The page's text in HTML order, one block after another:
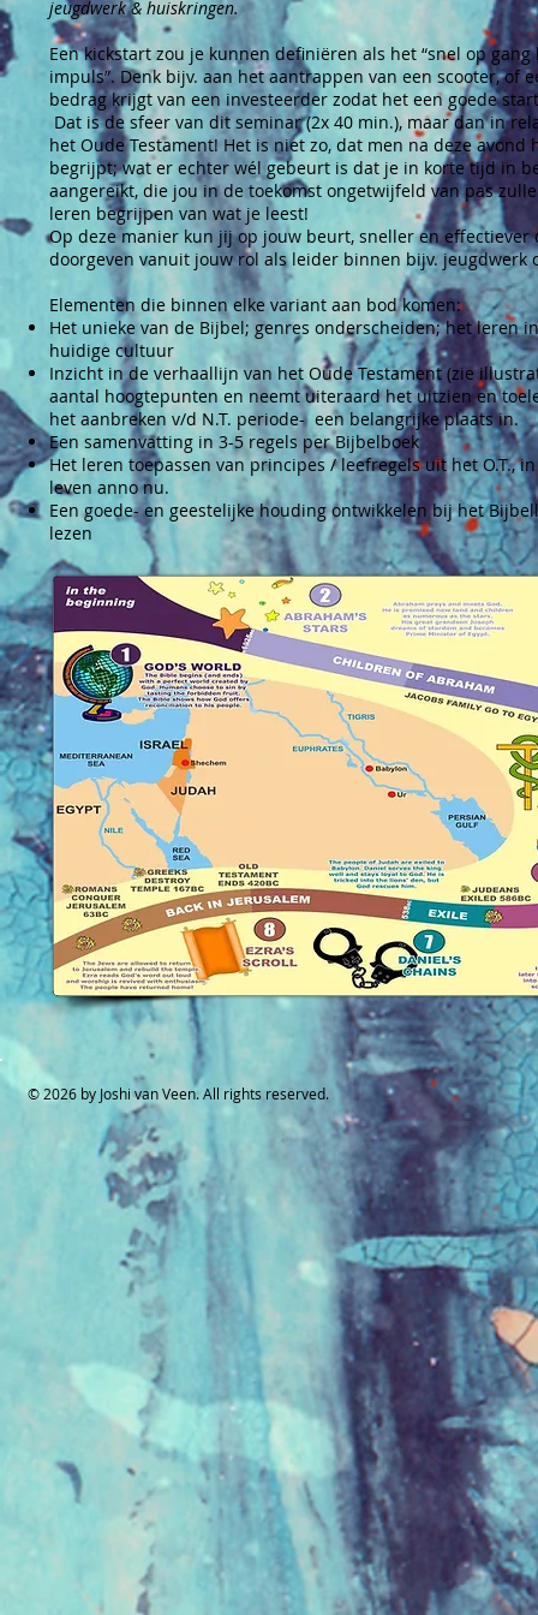
jeugdwerk & huiskringen.
Een kickstart zou je kunnen definiëren als het “snel op gang
impuls”. Denk bijv. aan het aantrappen van een scooter, of
bedrag krijgt van een investeerder zodat het een goede
Dat is de sfeer van dit seminar (2x 40 min.), maar dan in
het Oude Testament! Het is niet zo, dat men na deze avond
begrijpt; wat er echter wél gebeurt is dat je in korte tijd in
aangereikt, die jou in de toekomst ongetwijfeld van pas
leren begrijpen van wat je leest!
Op deze manier kun jij op jouw beurt, sneller en effectiever
doorgeven vanuit jouw rol als leider binnen bijv. jeugdwerk
Elementen die binnen elke variant aan bod komen:
Het unieke van de Bijbel; genres onderscheiden; het leren
huidige cultuur
Inzicht in de verhaallijn van het Oude Testament (zie
aantal hoogtepunten en neemt uiteraard het uitzien en
het aanbreken v/d N.T. periode- een belangrijke plaats in.
Een samenvatting in 3-5 regels per Bijbelboek
Het leren toepassen van principes / leefregels uit het O.T.,
leven anno nu.
Een goede- en geestelijke houding ontwikkelen bij het
lezen
© 2026 by Joshi van Veen. All rights reserved.